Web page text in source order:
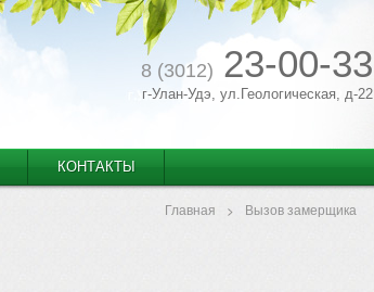
8 (3012) 23-00-33
г-Улан-Удэ, ул.Геологическая, д-22
КОНТАКТЫ
Главная Вызов замерщика